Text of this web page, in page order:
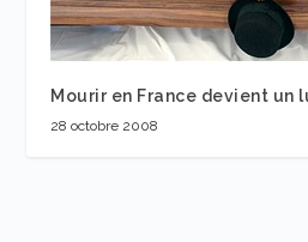
Mourir en France devient un
28 octobre 2008